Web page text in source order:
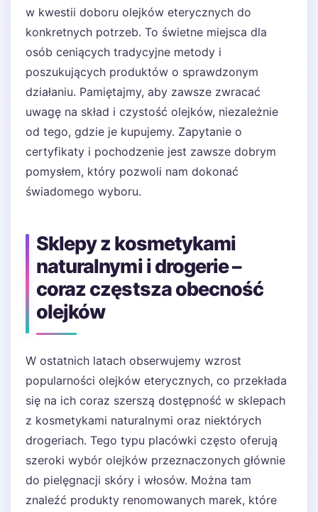
w kwestii doboru olejków eterycznych do
konkretnych potrzeb. To świetne miejsca dla
osób ceniących tradycyjne metody i
poszukujących produktów o sprawdzonym
działaniu. Pamiętajmy, aby zawsze zwracać
uwagę na skład i czystość olejków, niezależnie
od tego, gdzie je kupujemy. Zapytanie o
certyfikaty i pochodzenie jest zawsze dobrym
pomysłem, który pozwoli nam dokonać
świadomego wyboru.
Sklepy z kosmetykami
naturalnymi i drogerie –
coraz częstsza obecność
olejków
W ostatnich latach obserwujemy wzrost
popularności olejków eterycznych, co przekłada
się na ich coraz szerszą dostępność w sklepach
z kosmetykami naturalnymi oraz niektórych
drogeriach. Tego typu placówki często oferują
szeroki wybór olejków przeznaczonych głównie
do pielęgnacji skóry i włosów. Można tam
znaleźć produkty renomowanych marek, które